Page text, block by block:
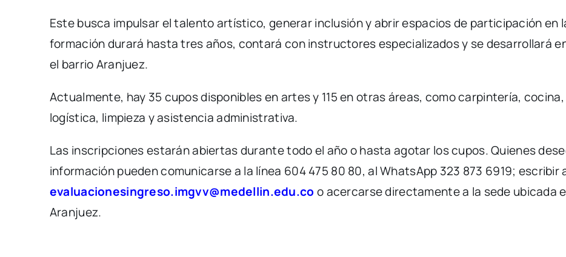
Este busca impulsar el talento artístico, generar inclusión y abrir espacios de participación en
formación durará hasta tres años, contará con instructores especializados y se desarrollará
el barrio Aranjuez.
Actualmente, hay 35 cupos disponibles en artes y 115 en otras áreas, como carpintería,
logística, limpieza y asistencia administrativa.
Las inscripciones estarán abiertas durante todo el año o hasta agotar los cupos. Quienes
información pueden comunicarse a la línea 604 475 80 80, al WhatsApp 323 873 6919; escribir
evaluacionesingreso.imgvv@medellin.edu.co o acercarse directamente a la sede ubicada
Aranjuez.